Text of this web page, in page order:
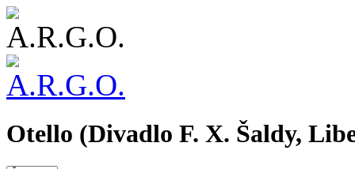
Otello (Divadlo F. X. Šaldy,